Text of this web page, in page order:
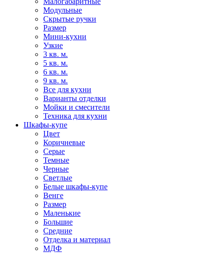
Модульные
Скрытые ручки
Размер
Мини-кухни
Узкие
3 кв. м.
5 кв. м.
6 кв. м.
9 кв. м.
Все для кухни
Варианты отделки
Мойки и смесители
Техника для кухни
Шкафы-купе
Цвет
Коричневые
Серые
Темные
Черные
Светлые
Белые шкафы-купе
Венге
Размер
Маленькие
Большие
Средние
Отделка и материал
МДФ